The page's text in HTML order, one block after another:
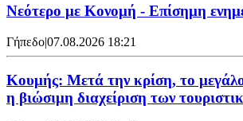
Νεότερο με Κονομή - Επίσημη
Γήπεδο|07.08.2026 18:21
Κουμής: Μετά την κρίση, το μεγάλο
η βιώσιμη διαχείριση των